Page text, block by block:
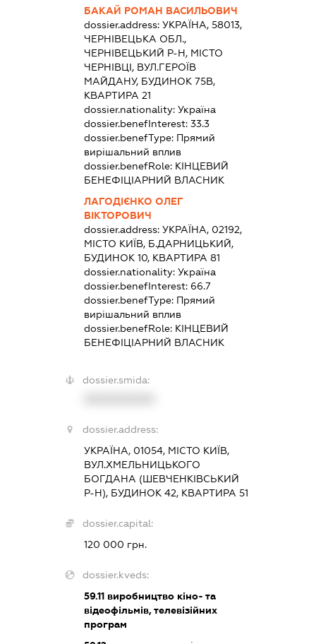
БАКАЙ РОМАН ВАСИЛЬОВИЧ
dossier.address:УКРАЇНА, 58013,
ЧЕРНІВЕЦЬКА ОБЛ.,
ЧЕРНІВЕЦЬКИЙ Р-Н, МІСТО
ЧЕРНІВЦІ, ВУЛ.ГЕРОЇВ
МАЙДАНУ, БУДИНОК 75В,
КВАРТИРА 21
dossier.nationality:Україна
dossier.benefInterest:33.3
dossier.benefType: Прямий
вирішальний вплив
dossier.benefRole: КІНЦЕВИЙ
БЕНЕФІЦІАРНИЙ ВЛАСНИК
ЛАГОДІЄНКО ОЛЕГ
ВІКТОРОВИЧ
dossier.address:УКРАЇНА, 02192,
МІСТО КИЇВ, Б.ДАРНИЦЬКИЙ,
БУДИНОК 10, КВАРТИРА 81
dossier.nationality:Україна
dossier.benefInterest: 66.7
dossier.benefType: Прямий
вирішальний вплив
dossier.benefRole: КІНЦЕВИЙ
БЕНЕФІЦІАРНИЙ ВЛАСНИК
dossier.smida:
dossier.address:
УКРАЇНА, 01054, МІСТО КИЇВ,
ВУЛ.ХМЕЛЬНИЦЬКОГО
БОГДАНА (ШЕВЧЕНКІВСЬКИЙ
Р-Н), БУДИНОК 42, КВАРТИРА 51
dossier.capital:
120 000 грн.
dossier.kveds:
59.11 виробництво кіно- та
відеофільмів, телевізійних
програм